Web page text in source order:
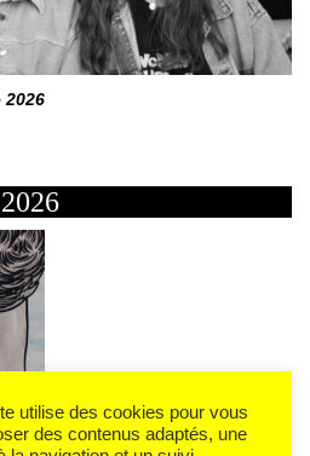
2026
utilise des cookies pour vous
des contenus adaptés, une